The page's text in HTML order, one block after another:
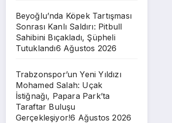
Beyoğlu’nda Köpek Tartışması
Sonrası Kanlı Saldırı: Pitbull
Sahibini Bıçakladı, Şüpheli
Tutuklandı6 Ağustos 2026
Trabzonspor’un Yeni Yıldızı
Mohamed Salah: Uçak
İstiğnağı, Papara Park’ta
Taraftar Buluşu
Gerçekleşiyor!6 Ağustos 2026